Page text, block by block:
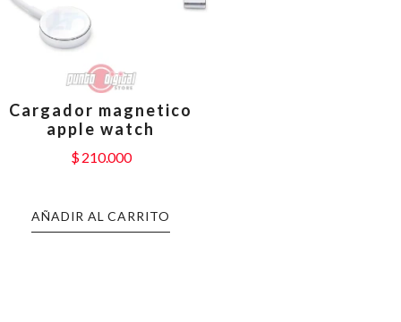
Cargador magnetico
apple watch
$210.000
AÑADIR AL CARRITO